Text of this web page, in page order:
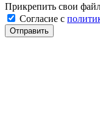
Прикрепить свои
Cогласие с
Отправить